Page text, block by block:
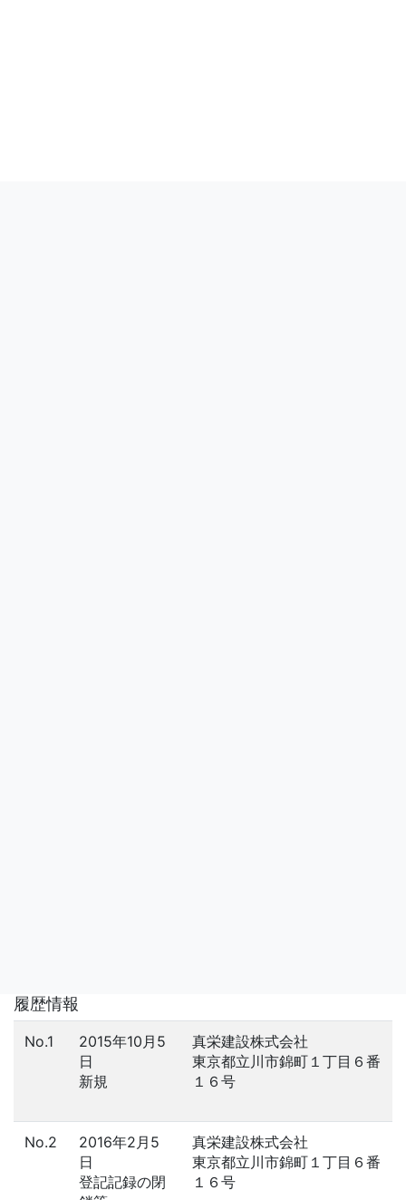
履歴情報
No.1
2015年10月5
日
新規
真栄建設株式会社
東京都立川市錦町１丁目６番
１６号
No.2
2016年2月5
日
登記記録の閉
真栄建設株式会社
東京都立川市錦町１丁目６番
１６号